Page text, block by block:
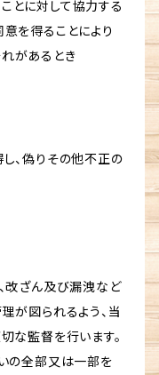
とに対して協力する
を得ることにより
があるとき
、偽りその他不正の
改ざん及び漏洩など
が図られるよう、当
な監督を行います。
の全部又は一部を